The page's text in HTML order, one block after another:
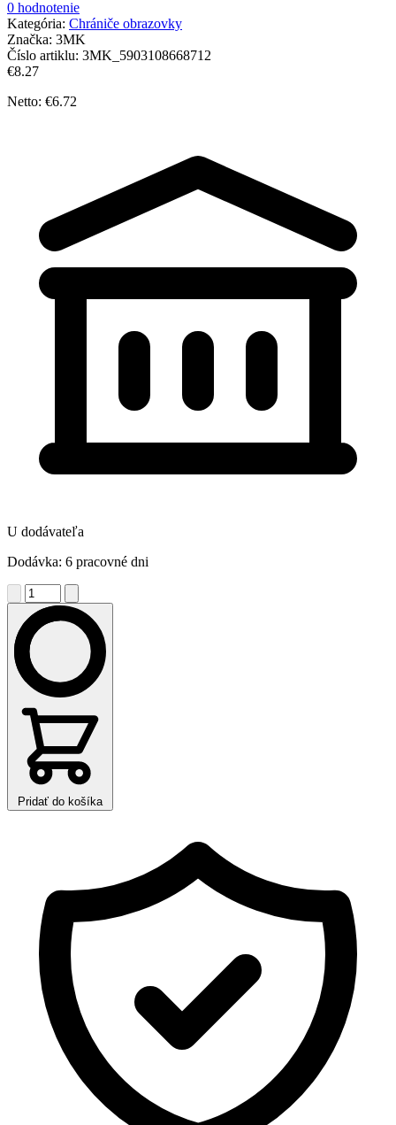
0 hodnotenie
Kategória: Chrániče obrazovky
Značka: 3MK
Číslo artiklu: 3MK_5903108668712
€8.27
Netto: €6.72
U dodávateľa
Dodávka: 6 pracovné dni
Pridať do košíka